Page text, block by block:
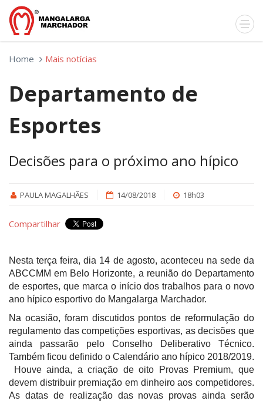
Home Mais notícias
Departamento de
Esportes
Decisões para o próximo ano hípico
PAULA MAGALHÃES 14/08/2018 18h03
Compartilhar
Nesta terça feira, dia 14 de agosto, aconteceu na sede da
ABCCMM em Belo Horizonte, a reunião do Departamento
de esportes, que marca o início dos trabalhos para o novo
ano hípico esportivo do Mangalarga Marchador.
Na ocasião, foram discutidos pontos de reformulação do
regulamento das competições esportivas, as decisões que
ainda passarão pelo Conselho Deliberativo Técnico.
Também ficou definido o Calendário ano hípico 2018/2019.
Houve ainda, a criação de oito Provas Premium, que
devem distribuir premiação em dinheiro aos competidores.
As datas de realização das novas provas ainda serão